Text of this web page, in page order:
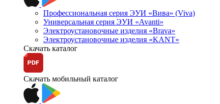
Профессиональная серия ЭУИ «Вива» (Viva)
Универсальная серия ЭУИ «Avanti»
Электроустановочные изделия «Brava»
Электроустановочные изделия «KANT»
Скачать каталог
Скачать мобильный каталог